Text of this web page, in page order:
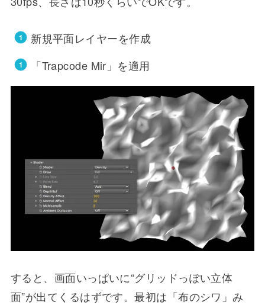
新規平面レイヤーを作成
「Trapcode Mir」を適用
すると、画面いっぱいに“グリッドっぽい立体
面”が出てくるはずです。最初は「布のシワ」み